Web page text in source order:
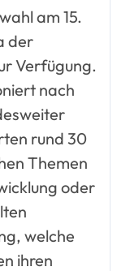
am 15.
der
Verfügung.
nach
rund 30
Themen
oder
welche
ihren